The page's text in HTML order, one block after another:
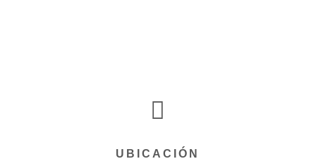

UBICACIÓN